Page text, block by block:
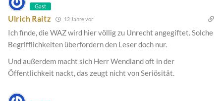
Gast
Ulrich Raitz 12 Jahre vor
Ich finde, die WAZ wird hier völlig zu Unrecht angegiftet. Solche
Begrifflichkeiten überfordern den Leser doch nur.
Und außerdem macht sich Herr Wendland oft in der
Öffentlichkeit nackt, das zeugt nicht von Seriösität.